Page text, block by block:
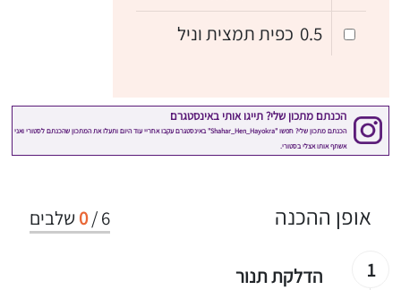
0.5 כפית תמצית וניל
6
/
0 שלבים אופן ההכנה
1 הדלקת תנור